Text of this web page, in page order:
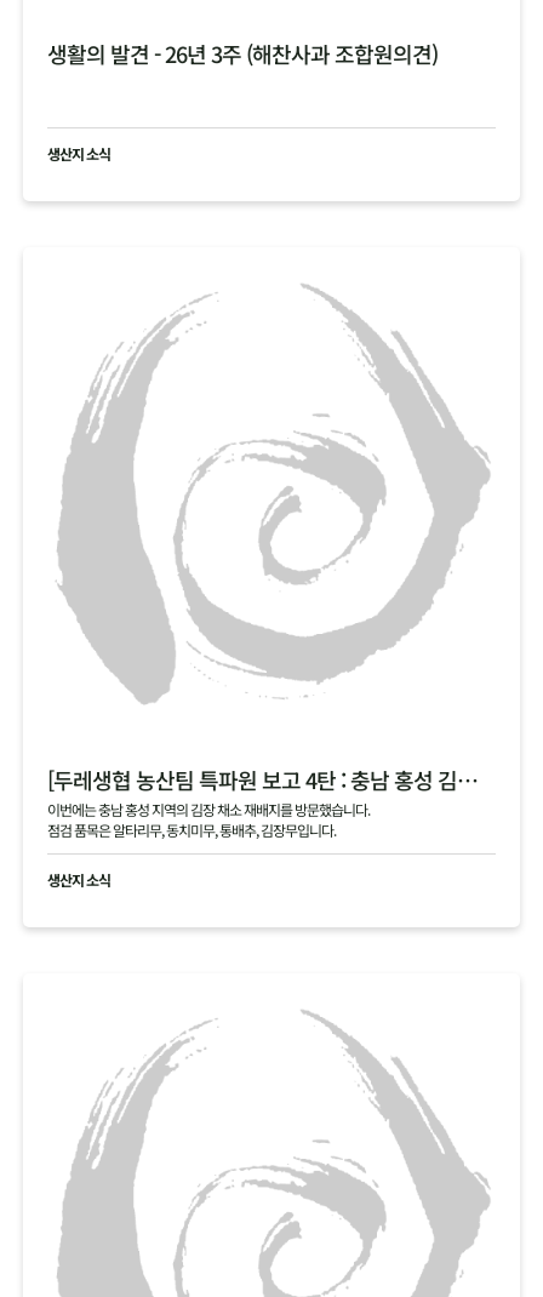
생활의 발견 - 26년 3주 (해찬사과 조합원의견)
생산지 소식
[두레생협 농산팀 특파원 보고 4탄 : 충남 홍성 김장 채소 필지 점검 현황 공유]
이번에는 충남 홍성 지역의 김장 채소 재배지를 방문했습니다.
점검 품목은 알타리무, 동치미무, 통배추, 김장무입니다.
생산지 소식